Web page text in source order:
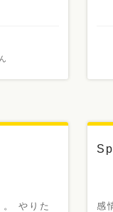
。 やりた
感